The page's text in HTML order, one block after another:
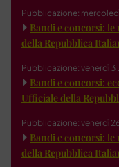
Pubblicazione:
Bandi e concorsi:
della Repubblica
Pubblicazione: venerdì 3
Bandi e concorsi:
Ufficiale della
Pubblicazione: venerdì
Bandi e concorsi:
della Repubblica